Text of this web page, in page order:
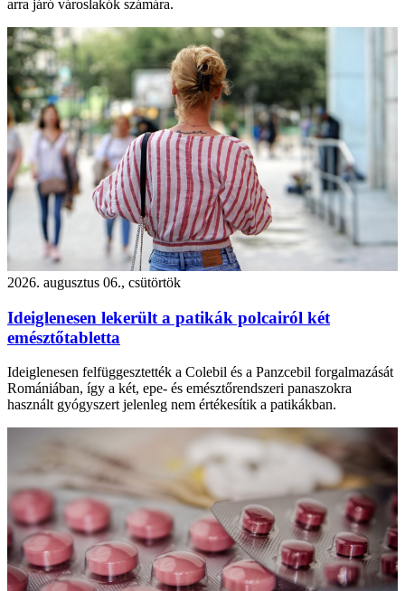
arra járó városlakók számára.
2026. augusztus 06., csütörtök
Ideiglenesen lekerült a patikák polcairól két
emésztőtabletta
Ideiglenesen felfüggesztették a Colebil és a Panzcebil forgalmazását
Romániában, így a két, epe- és emésztőrendszeri panaszokra
használt gyógyszert jelenleg nem értékesítik a patikákban.